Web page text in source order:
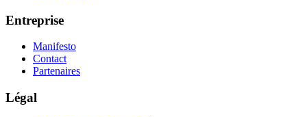
Entreprise
Manifesto
Contact
Partenaires
Légal